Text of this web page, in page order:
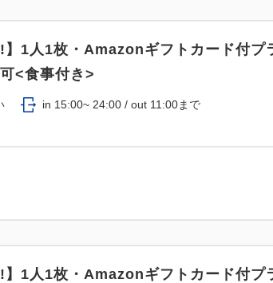
!】1人1枚・Amazonギフトカード付
<食事付き>
in 15:00~ 24:00 / out 11:00まで
!】1人1枚・Amazonギフトカード付